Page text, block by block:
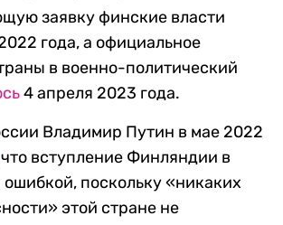
заявку финские власти
года, а официальное
в военно-политический
4 апреля 2023 года.
Владимир Путин в мае 2022
что вступление Финляндии в
поскольку «никаких
этой стране не